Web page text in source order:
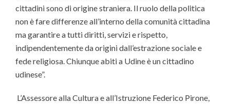
cittadini sono di origine straniera. Il ruolo della politica
non è fare differenze all’interno della comunità cittadina
ma garantire a tutti diritti, servizi e rispetto,
indipendentemente da origini dall’estrazione sociale e
fede religiosa. Chiunque abiti a Udine è un cittadino
udinese”.
L’Assessore alla Cultura e all’Istruzione Federico Pirone,